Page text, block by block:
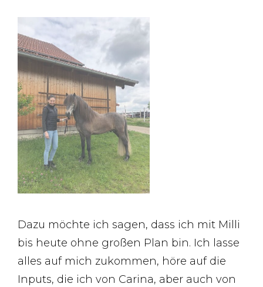
Dazu möchte ich sagen, dass ich mit Milli
bis heute ohne großen Plan bin. Ich lasse
alles auf mich zukommen, höre auf die
Inputs, die ich von Carina, aber auch von